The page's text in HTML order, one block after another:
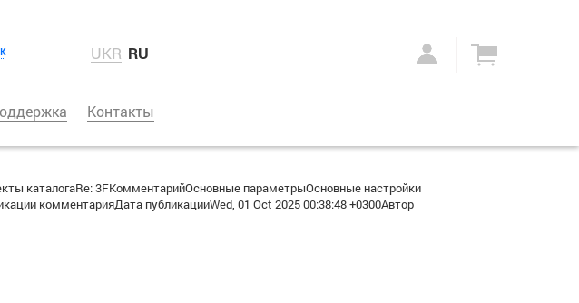
UKR RU
Контакты
каталогаRe: 3FКомментарийОсновные параметрыОсновные настройки
комментарияДата публикацииWed, 01 Oct 2025 00:38:48 +0300Автор